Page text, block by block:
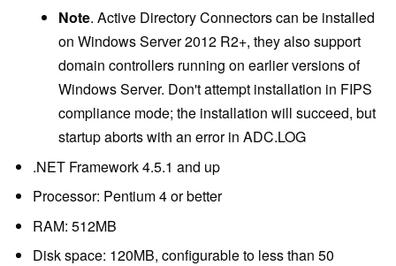
Note. Active Directory Connectors can be installed
on Windows Server 2012 R2+, they also support
domain controllers running on earlier versions of
Windows Server. Don't attempt installation in FIPS
compliance mode; the installation will succeed, but
startup aborts with an error in ADC.LOG
.NET Framework 4.5.1 and up
Processor: Pentium 4 or better
RAM: 512MB
Disk space: 120MB, configurable to less than 50